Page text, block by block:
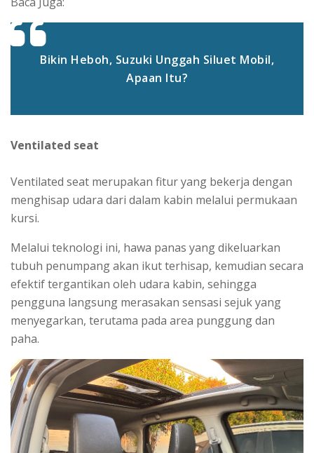
Bikin Heboh, Suzuki Unggah Siluet Mobil,
Apaan Itu?
Ventilated seat
Ventilated seat merupakan fitur yang bekerja dengan
menghisap udara dari dalam kabin melalui permukaan
kursi.
Melalui teknologi ini, hawa panas yang dikeluarkan
tubuh penumpang akan ikut terhisap, kemudian secara
efektif tergantikan oleh udara kabin, sehingga
pengguna langsung merasakan sensasi sejuk yang
menyegarkan, terutama pada area punggung dan
paha.